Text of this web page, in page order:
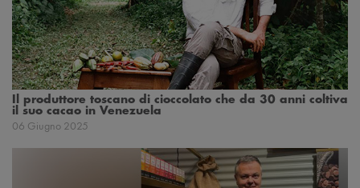
Il produttore toscano di cioccolato che da 30 anni coltiva
il suo cacao in Venezuela
06 Giugno 2025